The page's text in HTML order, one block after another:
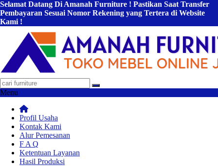
Selamat Datang Di Amanah Furniture ! Pastikan Saat Transfer
Pembayaran Sesuai Nomor Rekening yang Tertera di Website
Kami !
Menu
Profil Usaha
Kontak Kami
Alur Pemesanan
F A Q
Ketentuan Layanan
Hasil Produksi